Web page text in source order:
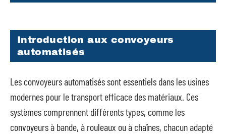
Introduction aux convoyeurs
automatisés
Les convoyeurs automatisés sont essentiels dans les usines
modernes pour le transport efficace des matériaux. Ces
systèmes comprennent différents types, comme les
convoyeurs à bande, à rouleaux ou à chaînes, chacun adapté